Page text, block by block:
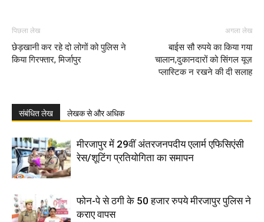
पिछला लेख
छेड़खानी कर रहे दो लोगों को पुलिस ने
किया गिरफ्तार, मिर्जापुर
अगला लेख
बाईस सौ रुपये का किया गया
चालान,दुकानदारों को सिंगल यूज़
प्लास्टिक न रखने की दी सलाह
संबंधित लेख लेखक से और अधिक
मीरजापुर में 29वीं अंतरजनपदीय एलार्म एफिसिएंसी
रेस/शूटिंग प्रतियोगिता का समापन
फोन-पे से ठगी के 50 हजार रुपये मीरजापुर पुलिस ने
कराए वापस